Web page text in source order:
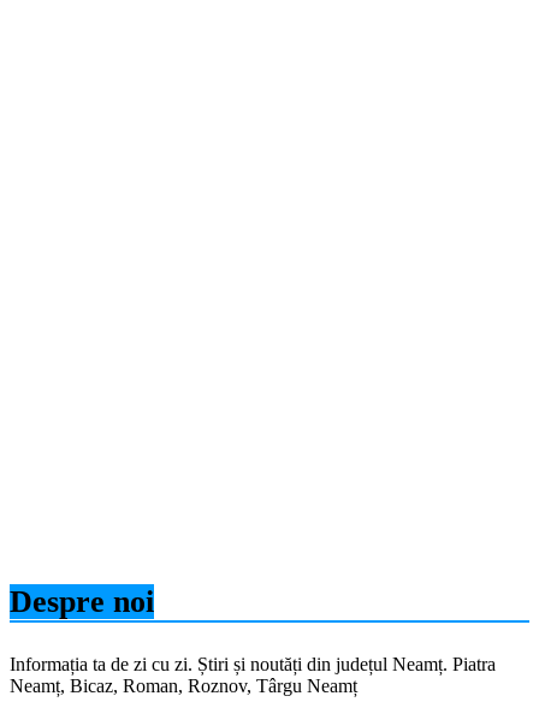
Despre noi
Informația ta de zi cu zi. Știri și noutăți din județul Neamț. Piatra
Neamț, Bicaz, Roman, Roznov, Târgu Neamț